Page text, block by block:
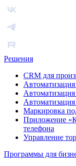
Решения
CRM для
Автоматизация
Маркировка
Приложение
телефона
Управление
Программы для